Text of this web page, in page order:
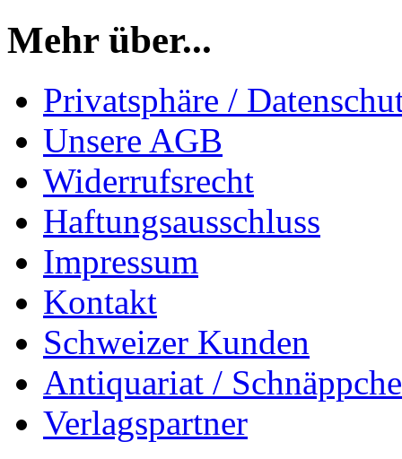
Mehr über...
Privatsphäre /
Unsere AGB
Widerrufsrecht
Haftungsausschluss
Impressum
Kontakt
Schweizer Kunden
Antiquariat /
Verlagspartner